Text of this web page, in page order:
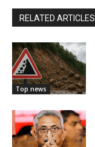
RELATED ARTICLES
Top news